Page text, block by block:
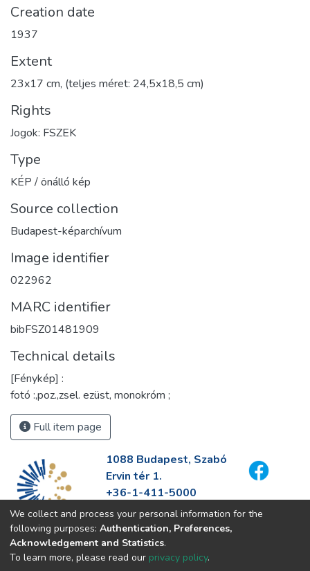
Creation date
1937
Extent
23x17 cm, (teljes méret: 24,5x18,5 cm)
Rights
Jogok: FSZEK
Type
KÉP / önálló kép
Source collection
Budapest-képarchívum
Image identifier
022962
MARC identifier
bibFSZ01481909
Technical details
[Fénykép] :
fotó :,poz.,zsel. ezüst, monokróm ;
Full item page
1088 Budapest, Szabó
Ervin tér 1.
+36-1-411-5000
info@fszek.hu
https://fszek.hu
We collect and process your personal information for the
following purposes: Authentication, Preferences,
Acknowledgement and Statistics.
To learn more, please read our privacy policy.